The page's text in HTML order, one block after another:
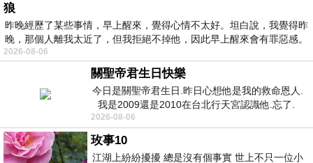
狼
昨晚經歷了某些事情，早上醒來，覺得心情不太好。坦白說，我覺得昨
晚，那個人離我太近了，但我拒絕不掉他，因此早上醒來會有罪惡感。
2026-08-06
關聖帝君生日快樂
今日是關聖帝君生日.昨日心想他是我的救命恩人.
我是2009還是2010在台北行天宮認識他.忘了.
一個奇摩交友的網友學
2026-08-06
玫事10
江湖上紛紛擾擾 總是沒有個事實 世上不只一位小